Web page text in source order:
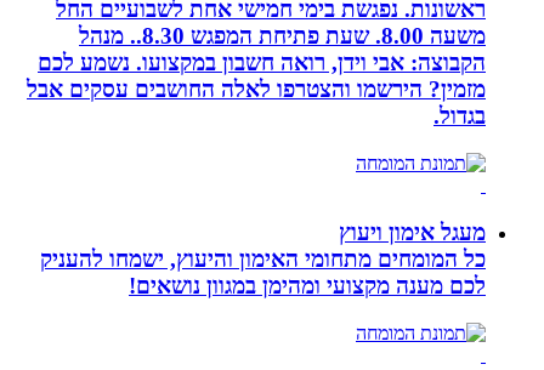
ראשונות. נפגשת בימי חמישי אחת לשבועיים החל
משעה 8.00. שעת פתיחת המפגש 8.30.. מנהל
הקבוצה: אבי וידן, רואה חשבון במקצועו. נשמע לכם
מזמין? הירשמו והצטרפו לאלה החושבים עסקים אבל
בגדול.
מעגל אימון ויעוץ
כל המומחים מתחומי האימון והיעוץ, ישמחו להעניק
לכם מענה מקצועי ומהימן במגוון נושאים!